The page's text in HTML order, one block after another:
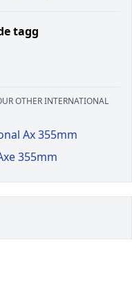
tagg
OTHER INTERNATIONAL
Ax 355mm
355mm